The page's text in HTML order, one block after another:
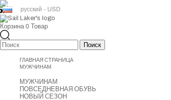
русский - USD
Корзина 0 Товар
ГЛАВНАЯ СТРАНИЦА
МУЖЧИНАМ
МУЖЧИНАМ
ПОВСЕДНЕВНАЯ ОБУВЬ
НОВЫЙ СЕЗОН